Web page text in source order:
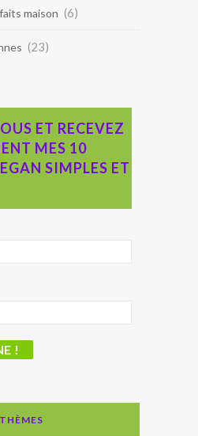
maison (6)
(23)
ET RECEVEZ
MES 10
SIMPLES ET
THÈMES